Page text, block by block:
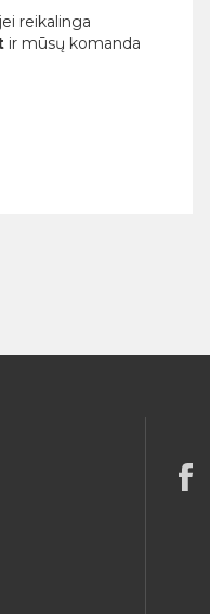
reikalinga
ir mūsų komanda